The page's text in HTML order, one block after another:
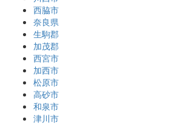
西脇市
奈良県
生駒郡
加茂郡
西宮市
加西市
松原市
高砂市
和泉市
津川市